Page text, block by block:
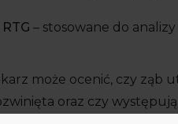
– stosowane do
może ocenić, czy ząb
oraz czy